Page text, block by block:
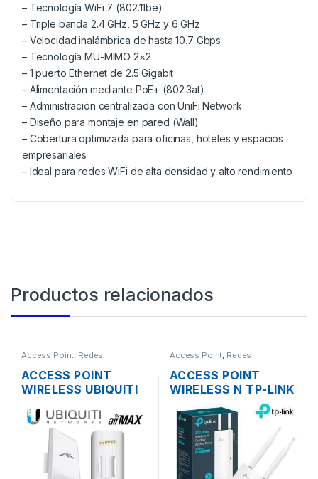
– Tecnología WiFi 7 (802.11be)
– Triple banda 2.4 GHz, 5 GHz y 6 GHz
– Velocidad inalámbrica de hasta 10.7 Gbps
– Tecnología MU-MIMO 2×2
– 1 puerto Ethernet de 2.5 Gigabit
– Alimentación mediante PoE+ (802.3at)
– Administración centralizada con UniFi Network
– Diseño para montaje en pared (Wall)
– Cobertura optimizada para oficinas, hoteles y espacios
empresariales
– Ideal para redes WiFi de alta densidad y alto rendimiento
Productos relacionados
Access Point, Redes
ACCESS POINT
WIRELESS UBIQUITI
LOCOM5 AIRMAX
5GHZ 13DBI MIMO
200MW 150MBPS +
POE OUTDOOR
Access Point, Redes
ACCESS POINT
WIRELESS N TP-LINK
EAP110 2.4GHZ DOS
ANTENAS 3DBI.
300MBPS POE
OUTDOOR